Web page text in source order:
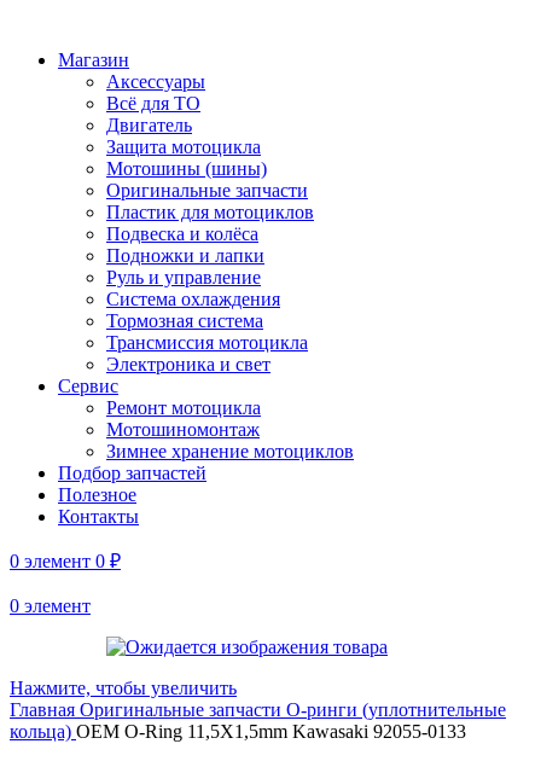
Магазин
Аксессуары
Всё для ТО
Двигатель
Защита мотоцикла
Мотошины (шины)
Оригинальные запчасти
Пластик для мотоциклов
Подвеска и колёса
Подножки и лапки
Руль и управление
Система охлаждения
Тормозная система
Трансмиссия мотоцикла
Электроника и свет
Сервис
Ремонт мотоцикла
Мотошиномонтаж
Зимнее хранение мотоциклов
Подбор запчастей
Полезное
Контакты
0 элемент 0 ₽
0 элемент
Нажмите, чтобы увеличить
Главная Оригинальные запчасти O‑ринги (уплотнительные
кольца) OEM O-Ring 11,5X1,5mm Kawasaki 92055-0133